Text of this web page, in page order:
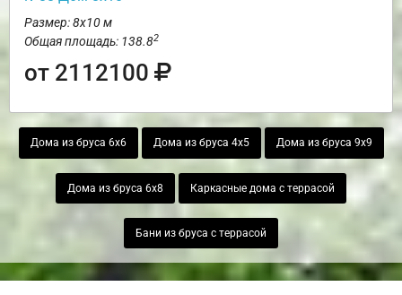
Размер: 8х10 м
Общая площадь: 138.82
от 2112100
Дома из бруса 6х6 Дома из бруса 4х5 Дома из бруса 9х9
Дома из бруса 6х8 Каркасные дома с террасой
Бани из бруса с террасой